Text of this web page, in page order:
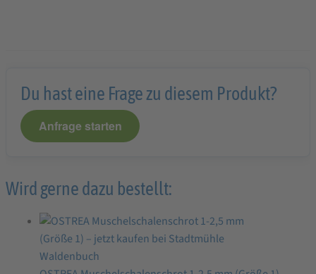
Du hast eine Frage zu diesem Produkt?
Anfrage starten
Wird gerne dazu bestellt: